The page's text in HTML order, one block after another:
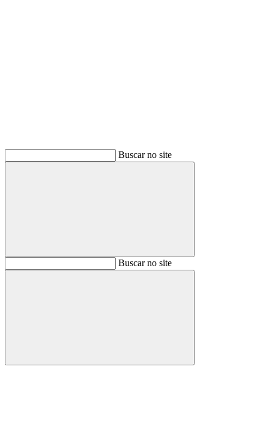
Buscar no site
BuscarBuscar no site
Buscar